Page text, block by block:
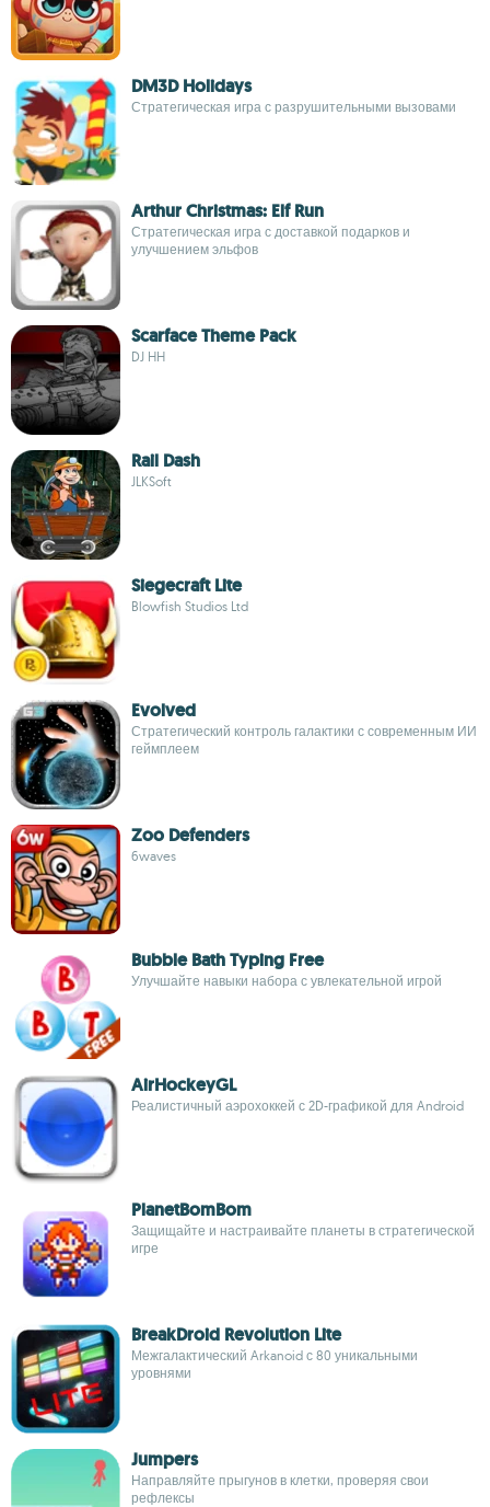
DM3D Holidays
Стратегическая игра с разрушительными вызовами
Arthur Christmas: Elf Run
Стратегическая игра с доставкой подарков и
улучшением эльфов
Scarface Theme Pack
DJ HH
Rail Dash
JLKSoft
Siegecraft Lite
Blowfish Studios Ltd
Evolved
Стратегический контроль галактики с современным ИИ
геймплеем
Zoo Defenders
6waves
Bubble Bath Typing Free
Улучшайте навыки набора с увлекательной игрой
AirHockeyGL
Реалистичный аэрохоккей с 2D-графикой для Android
PlanetBomBom
Защищайте и настраивайте планеты в стратегической
игре
BreakDroid Revolution Lite
Межгалактический Arkanoid с 80 уникальными
уровнями
Jumpers
Направляйте прыгунов в клетки, проверяя свои
рефлексы